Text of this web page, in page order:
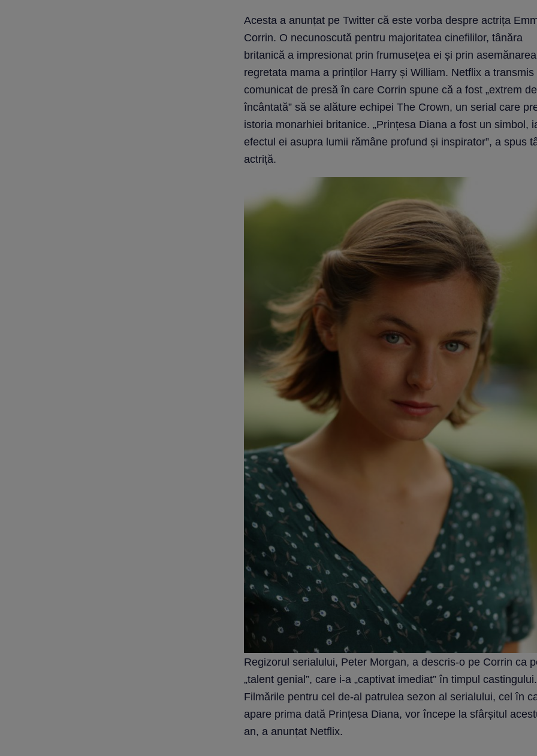
Acesta a anunțat pe Twitter că este vorba despre actrița
Corrin. O necunoscută pentru majoritatea cinefililor, tânăra
britanică a impresionat prin frumusețea ei și prin
regretata mama a prinților Harry și William. Netflix a transmis
comunicat de presă în care Corrin spune că a fost „extrem de
încântată” să se alăture echipei The Crown, un serial care
istoria monarhiei britanice. „Prințesa Diana a fost un simbol,
efectul ei asupra lumii rămâne profund și inspirator”, a spus
actriță.
Regizorul serialului, Peter Morgan, a descris-o pe Corrin ca
„talent genial”, care i-a „captivat imediat” în timpul castingului.
Filmările pentru cel de-al patrulea sezon al serialului, cel în
apare prima dată Prințesa Diana, vor începe la sfârșitul
an, a anunțat Netflix.